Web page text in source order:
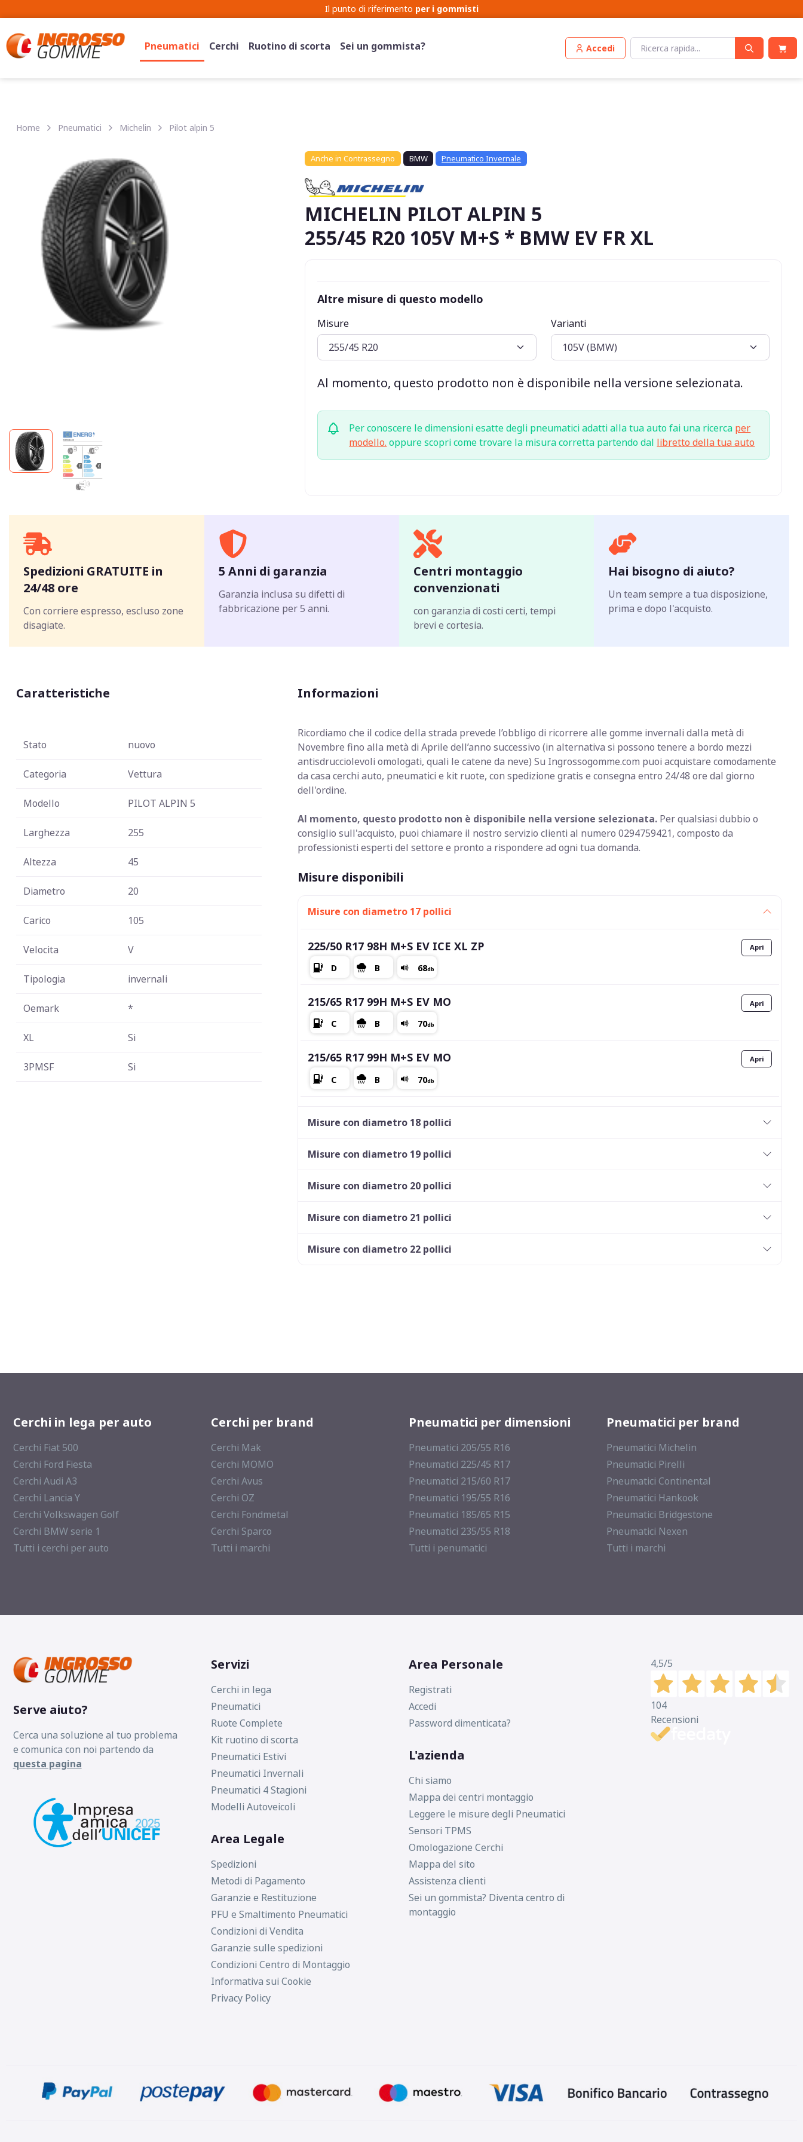
Il punto di riferimento per i gommisti
Pneumatici Cerchi Ruotino di scorta Sei un gommista? Accedi
Home Pneumatici Michelin Pilot alpin 5
Anche in Contrassegno BMW Pneumatico Invernale
MICHELIN PILOT ALPIN 5
255/45 R20 105V M+S * BMW EV FR XL
Altre misure di questo modello
Misure Varianti
Al momento, questo prodotto non è disponibile nella versione selezionata.
Per conoscere le dimensioni esatte degli pneumatici adatti alla tua auto fai una ricerca per
modello. oppure scopri come trovare la misura corretta partendo dal libretto della tua auto
Spedizioni GRATUITE in
24/48 ore
Con corriere espresso, escluso zone
disagiate.
5 Anni di garanzia
Garanzia inclusa su difetti di
fabbricazione per 5 anni.
Centri montaggio
convenzionati
con garanzia di costi certi, tempi
brevi e cortesia.
Hai bisogno di aiuto?
Un team sempre a tua disposizione,
prima e dopo l'acquisto.
Caratteristiche
Stato nuovo
Categoria Vettura
Modello PILOT ALPIN 5
Larghezza 255
Altezza 45
Diametro 20
Carico 105
Velocita V
Tipologia invernali
Oemark *
XL Si
3PMSF Si
Informazioni
Ricordiamo che il codice della strada prevede l’obbligo di ricorrere alle gomme invernali dalla metà di
Novembre fino alla metà di Aprile dell’anno successivo (in alternativa si possono tenere a bordo mezzi
antisdrucciolevoli omologati, quali le catene da neve) Su Ingrossogomme.com puoi acquistare comodamente
da casa cerchi auto, pneumatici e kit ruote, con spedizione gratis e consegna entro 24/48 ore dal giorno
dell'ordine.
Al momento, questo prodotto non è disponibile nella versione selezionata. Per qualsiasi dubbio o
consiglio sull'acquisto, puoi chiamare il nostro servizio clienti al numero 0294759421, composto da
professionisti esperti del settore e pronto a rispondere ad ogni tua domanda.
Misure disponibili
Misure con diametro 17 pollici
225/50 R17 98H M+S EV ICE XL ZP
D B 68db
215/65 R17 99H M+S EV MO
215/65 R17 99H M+S EV MO
C
205/55 R17 91H M+S EV MO
Misure con diametro 18 pollici
Misure con diametro 19 pollici
Misure con diametro 20 pollici
Misure con diametro 21 pollici
Misure con diametro 22 pollici
Cerchi in lega per auto
Cerchi Fiat 500
Cerchi Ford Fiesta
Cerchi Audi A3
Cerchi Lancia Y
Cerchi Volkswagen Golf
Cerchi BMW serie 1
Tutti i cerchi per auto
Cerchi per brand
Cerchi Mak
Cerchi MOMO
Cerchi Avus
Cerchi OZ
Cerchi Fondmetal
Cerchi Sparco
Tutti i marchi
Pneumatici per dimensioni
Pneumatici 205/55 R16
Pneumatici 225/45 R17
Pneumatici 215/60 R17
Pneumatici 195/55 R16
Pneumatici 185/65 R15
Pneumatici 235/55 R18
Tutti i penumatici
Pneumatici per brand
Pneumatici Michelin
Pneumatici Pirelli
Pneumatici Continental
Pneumatici Hankook
Pneumatici Bridgestone
Pneumatici Nexen
Tutti i marchi
Serve aiuto?
Cerca una soluzione al tuo problema
e comunica con noi partendo da
questa pagina
Servizi
Cerchi in lega
Pneumatici
Ruote Complete
Kit ruotino di scorta
Pneumatici Estivi
Pneumatici Invernali
Pneumatici 4 Stagioni
Modelli Autoveicoli
Area Legale
Spedizioni
Metodi di Pagamento
Garanzie e Restituzione
PFU e Smaltimento Pneumatici
Condizioni di Vendita
Garanzie sulle spedizioni
Condizioni Centro di Montaggio
Informativa sui Cookie
Privacy Policy
Area Personale
Registrati
Accedi
Password dimenticata?
L'azienda
Chi siamo
Mappa dei centri montaggio
Leggere le misure degli Pneumatici
Sensori TPMS
Omologazione Cerchi
Mappa del sito
Assistenza clienti
Sei un gommista? Diventa centro di
montaggio
4,5/5
104
Recensioni